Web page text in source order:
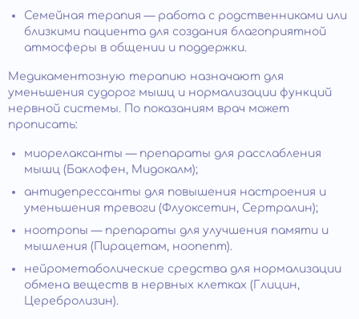
Семейная терапия — работа с родственниками или
близкими пациента для создания благоприятной
атмосферы в общении и поддержки.
Медикаментозную терапию назначают для
уменьшения судорог мышц и нормализации функций
нервной системы. По показаниям врач может
прописать:
миорелаксанты — препараты для расслабления
мышц (Баклофен, Мидокалм);
антидепрессанты для повышения настроения и
уменьшения тревоги (Флуоксетин, Сертралин);
ноотропы — препараты для улучшения памяти и
мышления (Пирацетам, ноопепт).
нейрометаболические средства для нормализации
обмена веществ в нервных клетках (Глицин,
Церебролизин).